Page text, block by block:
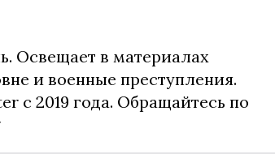
Освещает в материалах
и военные преступления.
с 2019 года. Обращайтесь по